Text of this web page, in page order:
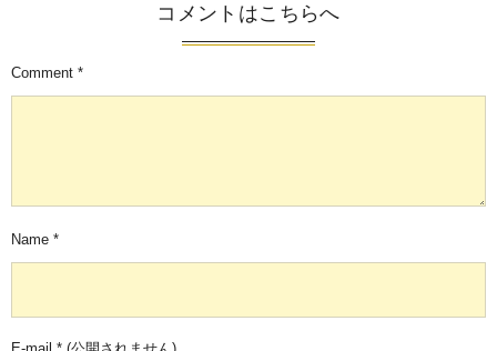
コメントはこちらへ
Comment *
Name *